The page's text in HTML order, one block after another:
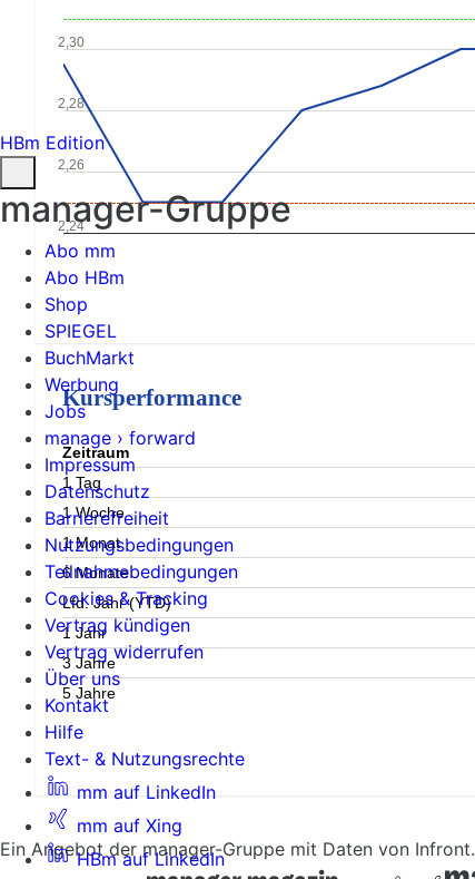
2,30
2,24
2,26
2,28
Kursperformance
Zeitraum
1 Tag
1 Woche
1 Monat
6 Monate
Lfd. Jahr (YTD)
1 Jahr
3 Jahre
5 Jahre
Ein Angebot der manager-Gruppe mit Daten von Infront.
HBm Edition
manager-Gruppe
Abo mm
Abo HBm
Shop
SPIEGEL
BuchMarkt
Werbung
Jobs
manage › forward
Impressum
Datenschutz
Barrierefreiheit
Nutzungsbedingungen
Teilnahmebedingungen
Cookies & Tracking
Vertrag kündigen
Vertrag widerrufen
Über uns
Kontakt
Hilfe
Text- & Nutzungsrechte
mm auf LinkedIn
mm auf Xing
HBm auf LinkedIn